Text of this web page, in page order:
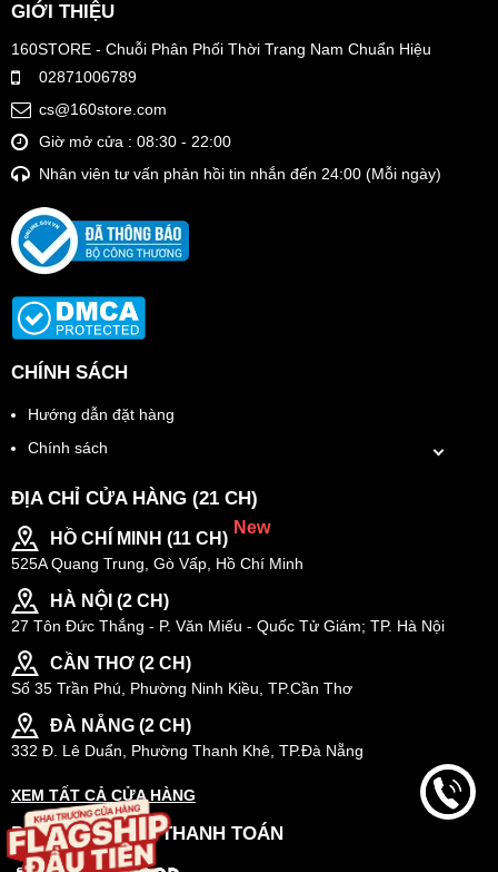
Áo Sweater có thiết kế chui đầu, dài tay, không mũ và bo thun ở
cổ tay, cổ áo, gấu áo
Cách phối đồ cùng áo
Sweater cực chất
Là món đồ "must-have" cho mùa thu đông, áo nỉ không chỉ giữ
số cách phối đồ cực chất với áo nỉ.
Áo nỉ Sweater và áo sơ mi
Đây là sự kết hợp cổ điển nhưng không bao giờ lỗi mốt. Áo
khoác Sweater với áo sơ mi tạo nên phong cách layering đầy ấn
tượng. Bạn có thể chọn áo Sweater trơn hoặc họa tiết, kết hợp
cùng áo sơ mi trắng basic hoặc họa tiết để tạo điểm nhấn.
GIỚI THIỆU
160STORE - Chuỗi Phân Phối Thời Trang Nam Chuẩn Hiệu
02871006789
cs@160store.com
Giờ mở cửa : 08:30 - 22:00
Nhân viên tư vấn phản hồi tin nhắn đến 24:00 (Mỗi ngày)
CHÍNH SÁCH
Hướng dẫn đặt hàng
Chính sách
ĐỊA CHỈ CỬA HÀNG (21 CH)
HỒ CHÍ MINH (11 CH)
New
525A Quang Trung, Gò Vấp, Hồ Chí Minh
HÀ NỘI (2 CH)
27 Tôn Đức Thắng - P. Văn Miếu - Quốc Tử Giám; TP. Hà Nội
CẦN THƠ (2 CH)
Số 35 Trần Phú, Phường Ninh Kiều, TP.Cần Thơ
ĐÀ NẴNG (2 CH)
332 Đ. Lê Duẩn, Phường Thanh Khê, TP.Đà Nẵng
XEM TẤT CẢ CỬA HÀNG
PHƯƠNG THỨC THANH TOÁN